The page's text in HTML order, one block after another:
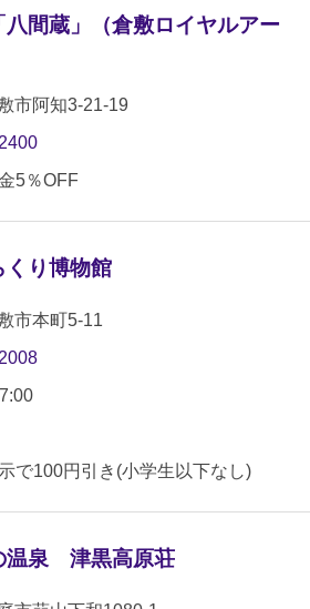
八間蔵」（倉敷ロイヤルアー
市阿知3-21-19
5％OFF
くり博物館
市本町5-11
で100円引き(小学生以下なし)
温泉 津黒高原荘